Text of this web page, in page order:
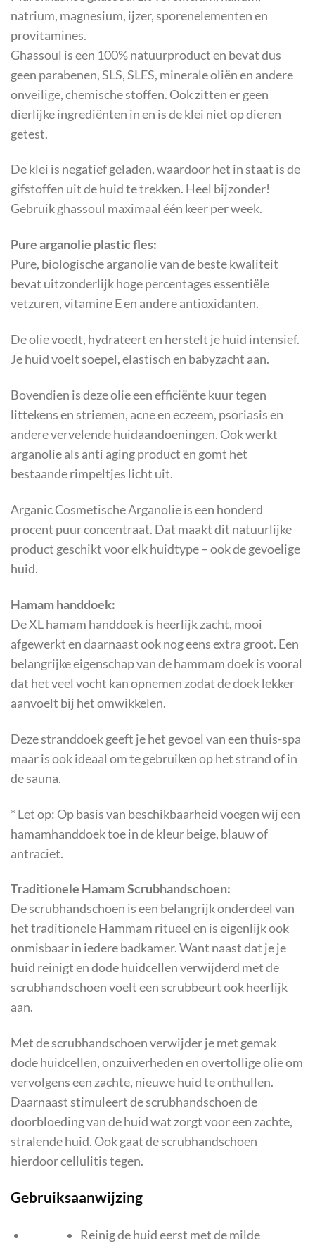
natrium, magnesium, ijzer, sporenelementen en
provitamines.
Ghassoul is een 100% natuurproduct en bevat dus
geen parabenen, SLS, SLES, minerale oliën en andere
onveilige, chemische stoffen. Ook zitten er geen
dierlijke ingrediënten in en is de klei niet op dieren
getest.
De klei is negatief geladen, waardoor het in staat is de
gifstoffen uit de huid te trekken. Heel bijzonder!
Gebruik ghassoul maximaal één keer per week.
Pure arganolie plastic fles:
Pure, biologische arganolie van de beste kwaliteit
bevat uitzonderlijk hoge percentages essentiële
vetzuren, vitamine E en andere antioxidanten.
De olie voedt, hydrateert en herstelt je huid intensief.
Je huid voelt soepel, elastisch en babyzacht aan.
Bovendien is deze olie een efficiënte kuur tegen
littekens en striemen, acne en eczeem, psoriasis en
andere vervelende huidaandoeningen. Ook werkt
arganolie als anti aging product en gomt het
bestaande rimpeltjes licht uit.
Arganic Cosmetische Arganolie is een honderd
procent puur concentraat. Dat maakt dit natuurlijke
product geschikt voor elk huidtype – ook de gevoelige
huid.
Hamam handdoek:
De XL hamam handdoek is heerlijk zacht, mooi
afgewerkt en daarnaast ook nog eens extra groot. Een
belangrijke eigenschap van de hammam doek is vooral
dat het veel vocht kan opnemen zodat de doek lekker
aanvoelt bij het omwikkelen.
Deze stranddoek geeft je het gevoel van een thuis-spa
maar is ook ideaal om te gebruiken op het strand of in
de sauna.
* Let op: Op basis van beschikbaarheid voegen wij een
hamamhanddoek toe in de kleur beige, blauw of
antraciet.
Traditionele Hamam Scrubhandschoen:
De scrubhandschoen is een belangrijk onderdeel van
het traditionele Hammam ritueel en is eigenlijk ook
onmisbaar in iedere badkamer. Want naast dat je je
huid reinigt en dode huidcellen verwijderd met de
scrubhandschoen voelt een scrubbeurt ook heerlijk
aan.
Met de scrubhandschoen verwijder je met gemak
dode huidcellen, onzuiverheden en overtollige olie om
vervolgens een zachte, nieuwe huid te onthullen.
Daarnaast stimuleert de scrubhandschoen de
doorbloeding van de huid wat zorgt voor een zachte,
stralende huid. Ook gaat de scrubhandschoen
hierdoor cellulitis tegen.
Gebruiksaanwijzing
Reinig de huid eerst met de milde